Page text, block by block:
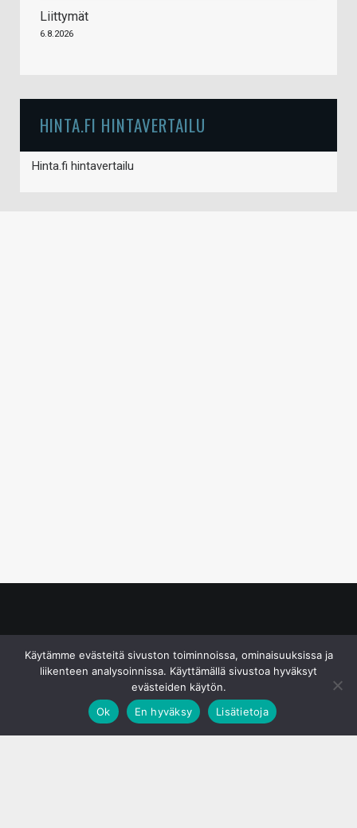
Liittymät
6.8.2026
HINTA.FI HINTAVERTAILU
Hinta.fi hintavertailu
Käytämme evästeitä sivuston toiminnoissa, ominaisuuksissa ja
liikenteen analysoinnissa. Käyttämällä sivustoa hyväksyt
evästeiden käytön.
Ok
En hyväksy Lisätietoja